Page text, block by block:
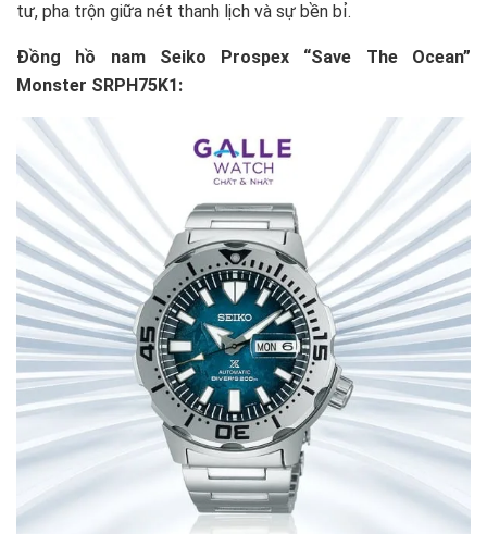
tư, pha trộn giữa nét thanh lịch và sự bền bỉ.
Đồng hồ nam Seiko Prospex “Save The Ocean”
Monster SRPH75K1: